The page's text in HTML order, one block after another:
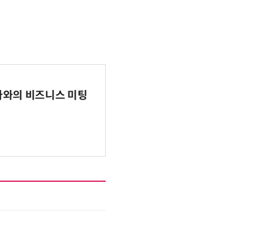
의 비즈니스 미팅